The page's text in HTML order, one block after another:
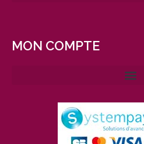
MON COMPTE